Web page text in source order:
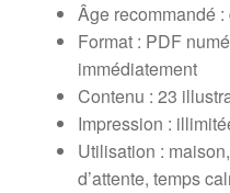
Âge recommandé
Format : PDF
immédiatement
Contenu : 23
Impression :
Utilisation :
d’attente, temps